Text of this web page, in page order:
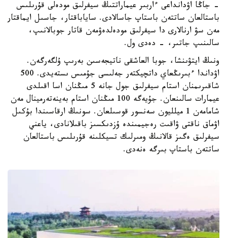
- جاڭا اۋدانداعى ءاربىر عيماراتتىڭ سيفرلىق مودەلى قۇرىلىس
باستالعان ساتتەن باستاپ جاسالادى. ساياباقتار، جاسىل ايماقتار
مەن سۋ ارنالارى دا سيفرلىق مودەلدەۋمەن قاتار جوبالانىپ،
سالىنىپ جاتىر، - دەدى ول.
ونىڭ ايتۋىنشا، جوبا العاشقى ناتيجەسىن بەرىپ ۇلگەرگەن.
اۋداندا ءبىرىڭعاي داتچيكتەر جەلىسى جۇمىس ىستەيدى. 500
شاقىرىمنان استام سيفرلىق جول جانە 5 مىڭنان اسا اقىلدى
عيمارات سالىنعان. جۇيەگە 100 مىڭنان استام بەينەتەرمينال مەن
شامامەن 1 ميلليون سەنسور قوسىلعان. سونىڭ ارقاسىندا بۇكىل
اۋماق ناقتى ۋاقىت رەجيمىندە ۇزدىكسىز باقىلانادى، ياعني
سيفرلىق ەگىز قالانىڭ ومىرلىك تسيكلىنە قۇرىلىس باستالعان
ساتتەن باستاپ بىرگە ەنەدى.